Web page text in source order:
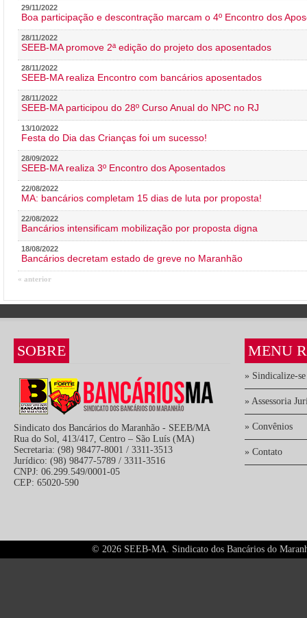
29/11/2022
Boa participação e descontração marcam o 4º Encontro dos
28/11/2022
SEEB-MA promove 2ª edição do projeto dos aposentados
28/11/2022
SEEB-MA realiza Encontro com bancários aposentados
28/11/2022
SEEB-MA participou do 28º Curso Anual do NPC no RJ
13/10/2022
Festa do Dia das Crianças foi um sucesso!
28/09/2022
SEEB-MA realiza 3º Encontro dos Aposentados
22/08/2022
MA: bancários completam 15 dias de luta por proposta!
22/08/2022
Bancários intensificam mobilização por proposta digna
18/08/2022
Bancários decretam estado de greve no Maranhão
« anterior
SOBRE
Sindicato dos Bancários do Maranhão - SEEB/MA
Rua do Sol, 413/417, Centro – São Luís (MA)
Secretaria: (98) 98477-8001 / 3311-3513
Jurídico: (98) 98477-5789 / 3311-3516
CNPJ: 06.299.549/0001-05
CEP: 65020-590
MENU
» Sindicalize-se
» Assessoria
» Convênios
» Contato
© 2026 SEEB-MA. Sindicato dos Bancários do